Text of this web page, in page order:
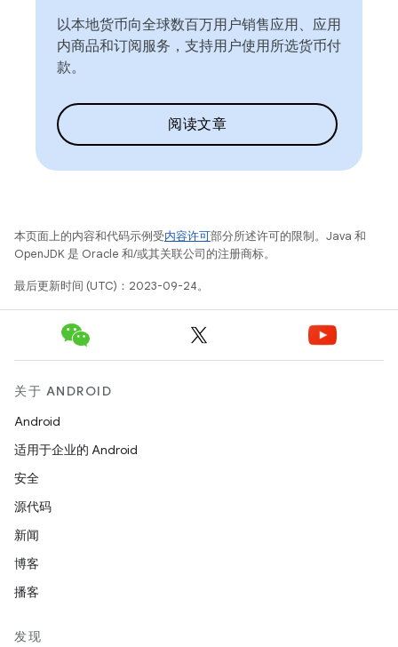
以本地货币向全球数百万用户销售应用、应用
内商品和订阅服务，支持用户使用所选货币付
款。
阅读文章
本页面上的内容和代码示例受内容许可部分所述许可的限制。Java 和
OpenJDK 是 Oracle 和/或其关联公司的注册商标。
最后更新时间 (UTC)：2023-09-24。
关于 ANDROID
Android
适用于企业的 Android
安全
源代码
新闻
博客
播客
发现